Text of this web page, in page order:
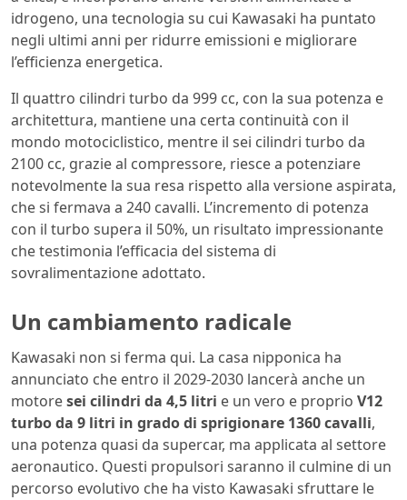
idrogeno, una tecnologia su cui Kawasaki ha puntato
negli ultimi anni per ridurre emissioni e migliorare
l’efficienza energetica.
Il quattro cilindri turbo da 999 cc, con la sua potenza e
architettura, mantiene una certa continuità con il
mondo motociclistico, mentre il sei cilindri turbo da
2100 cc, grazie al compressore, riesce a potenziare
notevolmente la sua resa rispetto alla versione aspirata,
che si fermava a 240 cavalli. L’incremento di potenza
con il turbo supera il 50%, un risultato impressionante
che testimonia l’efficacia del sistema di
sovralimentazione adottato.
Un cambiamento radicale
Kawasaki non si ferma qui. La casa nipponica ha
annunciato che entro il 2029-2030 lancerà anche un
motoresei cilindri da 4,5 litri e un vero e proprio V12
turbo da 9 litri in grado di sprigionare 1360 cavalli,
una potenza quasi da supercar, ma applicata al settore
aeronautico. Questi propulsori saranno il culmine di un
percorso evolutivo che ha visto Kawasaki sfruttare le